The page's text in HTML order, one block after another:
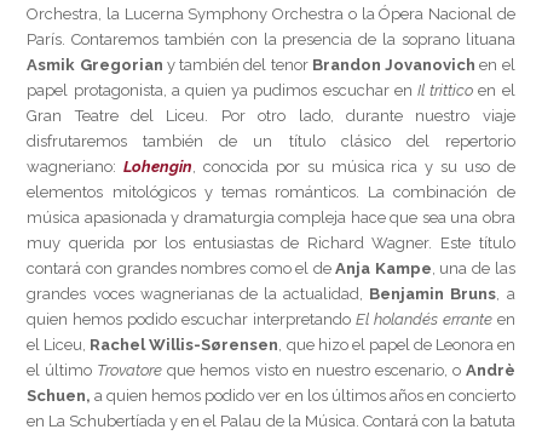
Orchestra, la Lucerna Symphony Orchestra o la Ópera Nacional de
París. Contaremos también con la presencia de la soprano lituana
Asmik Gregorian y también del tenor Brandon Jovanovich en el
papel protagonista, a quien ya pudimos escuchar en Il trittico en el
Gran Teatre del Liceu. Por otro lado, durante nuestro viaje
disfrutaremos también de un título clásico del repertorio
wagneriano:Lohengin , conocida por su música rica y su uso de
elementos mitológicos y temas románticos. La combinación de
música apasionada y dramaturgia compleja hace que sea una obra
muy querida por los entusiastas de Richard Wagner. Este título
contará con grandes nombres como el deAnja Kampe , una de las
grandes voces wagnerianas de la actualidad, Benjamin Bruns , a
quien hemos podido escuchar interpretando El holandés erranteen
el Liceu, Rachel Willis-Sørensen , que hizo el papel de Leonora en
el último Trovatore que hemos visto en nuestro escenario, o Andrè
Schuen, a quien hemos podido ver en los últimos años en concierto
en La Schubertíada y en el Palau de la Música. Contará con la batuta